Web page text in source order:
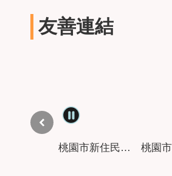
友善連結